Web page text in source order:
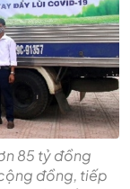
85 tỷ đồng
đồng, tiếp